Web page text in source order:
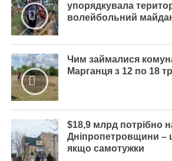
упорядкувала
волейбольний
Чим займалися
Марганця з 12 по 18
$18,9 млрд потрібно
Дніпропетровщини –
якщо самотужки